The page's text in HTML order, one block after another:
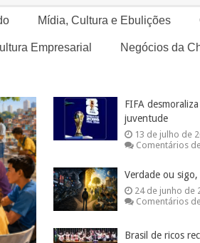
Mídia, Cultura e Ebulições
Empresarial Negócios da
FIFA
juventude
13 de julho de
Comentários
Verdade ou
24 de junho de
Comentários
Brasil de ricos